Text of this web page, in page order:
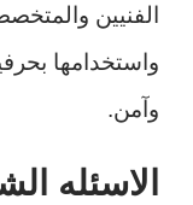
الفنيين
واستخدامها
وآمن.
الاسئله